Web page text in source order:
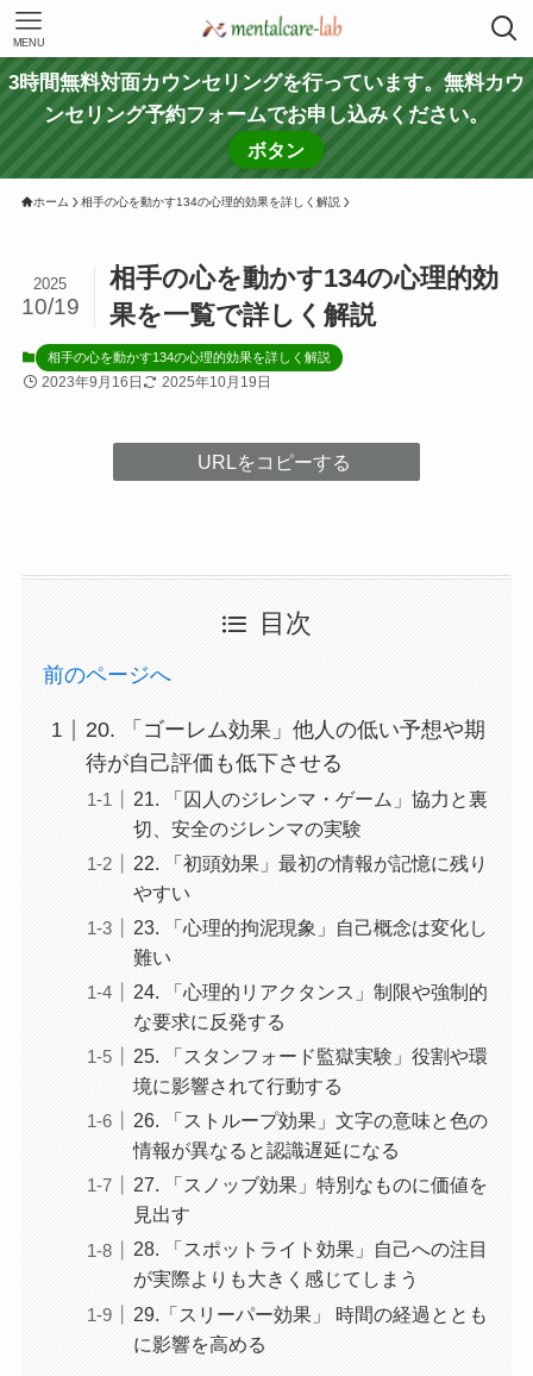
MENU
3時間無料対面カウンセリングを行っています。無料カウ
ンセリング予約フォームでお申し込みください。
ボタン
ホーム 相手の心を動かす134の心理的効果を詳しく解説
相手の心を動かす134の心理的効
果を一覧で詳しく解説
2025
10/19
相手の心を動かす134の心理的効果を詳しく解説
2023年9月16日 2025年10月19日
URLをコピーする
目次
前のページへ
20. 「ゴーレム効果」他人の低い予想や期
待が自己評価も低下させる
21. 「囚人のジレンマ・ゲーム」協力と裏
切、安全のジレンマの実験
22. 「初頭効果」最初の情報が記憶に残り
やすい
23. 「心理的拘泥現象」自己概念は変化し
難い
24. 「心理的リアクタンス」制限や強制的
な要求に反発する
25. 「スタンフォード監獄実験」役割や環
境に影響されて行動する
26. 「ストループ効果」文字の意味と色の
情報が異なると認識遅延になる
27. 「スノッブ効果」特別なものに価値を
見出す
28. 「スポットライト効果」自己への注目
が実際よりも大きく感じてしまう
29.「スリーパー効果」 時間の経過ととも
に影響を高める